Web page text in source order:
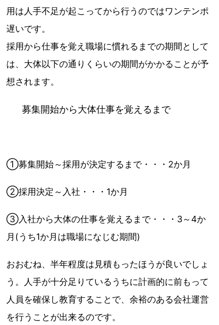
用は人手不足が起こってから行うのではワンテンポ
遅いです。
採用から仕事を覚え職場に慣れるまでの期間として
は、大体以下の通りくらいの期間がかかることが予
想されます。
募集開始から大体仕事を覚えるまで
①募集開始～採用が決定するまで・・・2か月
②採用決定～入社・・・1か月
③入社から大体の仕事を覚えるまで・・・3～4か
月(うち1か月は職場になじむ期間)
おおむね、半年程度は見積もったほうが良いでしょ
う。人手が十分足りているうちに計画的に前もって
人員を確保し教育することで、余裕のある会社運営
を行うことが出来るのです。